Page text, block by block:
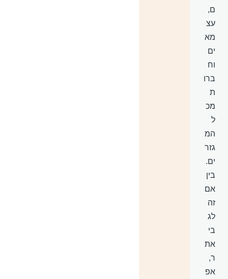
ם,
עצ
מא
ים
וח
ברו
ת
מכ
ל
המ
גזר
ים.
בין
אם
זה
לג
בי
את
ר,
אפ